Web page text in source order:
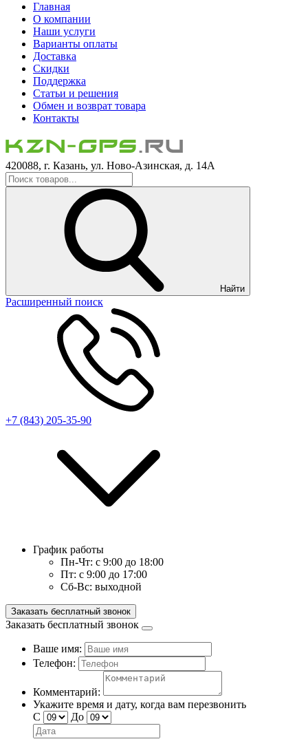
Главная
О компании
Наши услуги
Варианты оплаты
Доставка
Скидки
Поддержка
Статьи и решения
Обмен и возврат товара
Контакты
420088, г. Казань, ул. Ново-Азинская, д. 14А
Найти
Расширенный поиск
+7 (843) 205-35-90
График работы
Пн-Чт: с 9:00 до 18:00
Пт: с 9:00 до 17:00
Сб-Вс: выходной
Заказать бесплатный звонок
Заказать бесплатный звонок
Ваше имя:
Телефон:
Комментарий:
Укажите время и дату, когда вам перезвонить
С
До